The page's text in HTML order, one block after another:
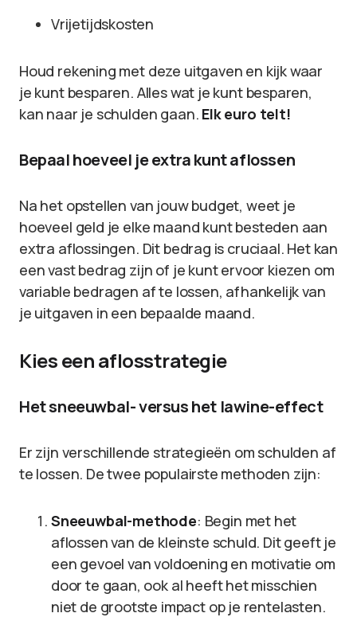
Vrijetijdskosten
Houd rekening met deze uitgaven en kijk waar
je kunt besparen. Alles wat je kunt besparen,
kan naar je schulden gaan. Elk euro telt!
Bepaal hoeveel je extra kunt aflossen
Na het opstellen van jouw budget, weet je
hoeveel geld je elke maand kunt besteden aan
extra aflossingen. Dit bedrag is cruciaal. Het kan
een vast bedrag zijn of je kunt ervoor kiezen om
variable bedragen af te lossen, afhankelijk van
je uitgaven in een bepaalde maand.
Kies een aflosstrategie
Het sneeuwbal- versus het lawine-effect
Er zijn verschillende strategieën om schulden af
te lossen. De twee populairste methoden zijn:
Sneeuwbal-methode: Begin met het
aflossen van de kleinste schuld. Dit geeft je
een gevoel van voldoening en motivatie om
door te gaan, ook al heeft het misschien
niet de grootste impact op je rentelasten.